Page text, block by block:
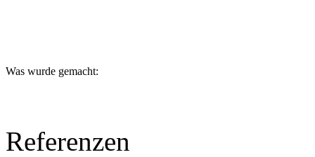
Was wurde gemacht:
Referenzen